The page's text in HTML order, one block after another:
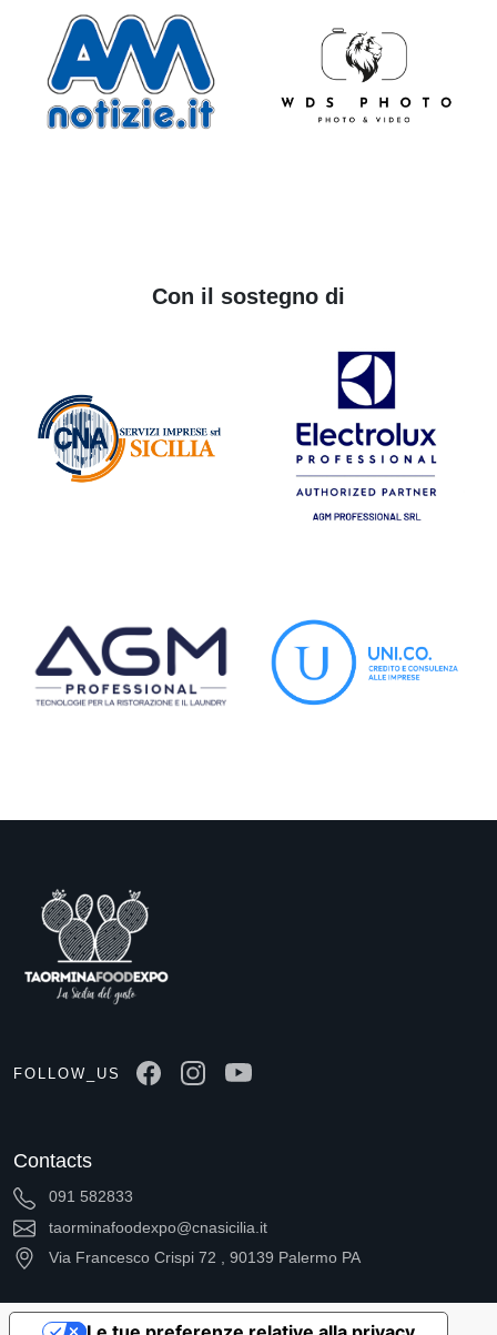
Con il sostegno di
FOLLOW_US
Contacts
091 582833
taorminafoodexpo@cnasicilia.it
Via Francesco Crispi 72 , 90139 Palermo PA